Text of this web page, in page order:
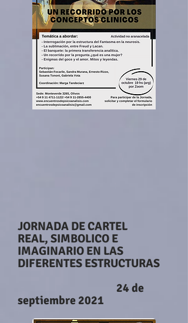
JORNADA DE CARTEL
REAL, SIMBOLICO E
IMAGINARIO EN LAS
DIFERENTES ESTRUCTURAS
24 de
septiembre 2021